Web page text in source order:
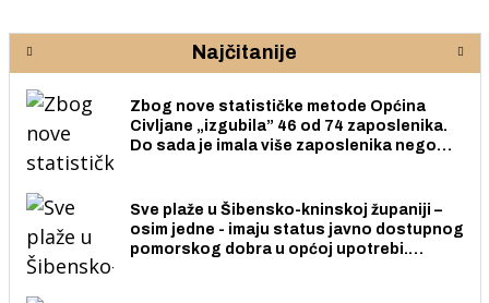
Najčitanije
Zbog nove statističke metode Općina
Civljane „izgubila” 46 od 74 zaposlenika.
Do sada je imala više zaposlenika nego
Sve plaže u Šibensko-kninskoj županiji –
osim jedne - imaju status javno dostupnog
pomorskog dobra u općoj upotrebi.